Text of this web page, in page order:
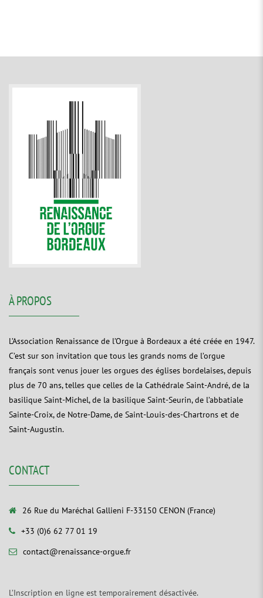
À PROPOS
L’Association Renaissance de l’Orgue à Bordeaux a été créée en 1947.
C’est sur son invitation que tous les grands noms de l’orgue
français sont venus jouer les orgues des églises bordelaises, depuis
plus de 70 ans, telles que celles de la Cathédrale Saint-André, de la
basilique Saint-Michel, de la basilique Saint-Seurin, de l’abbatiale
Sainte-Croix, de Notre-Dame, de Saint-Louis-des-Chartrons et de
Saint-Augustin.
CONTACT
26 Rue du Maréchal Gallieni F-33150 CENON (France)
+33 (0)6 62 77 01 19
contact@renaissance-orgue.fr
L’Inscription en ligne est temporairement désactivée.